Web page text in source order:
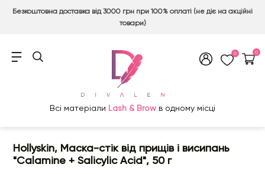
Безкоштовна доставка від 3000 грн при 100% оплаті (не діє на акційні
товари)
0 0
Всі матеріали Lash & Brow в одному місці
Hollyskin, Маска-стік від прищів і висипань
"Calamine + Salicylic Acid", 50 г